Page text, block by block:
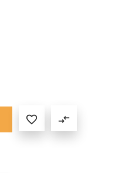
 compare_arrows